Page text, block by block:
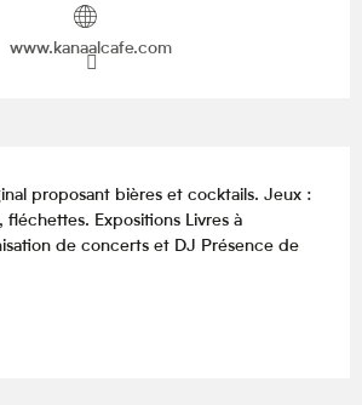
www.kanaalcafe.com
proposant bières et cocktails. Jeux :
Expositions Livres à
de concerts et DJ Présence de